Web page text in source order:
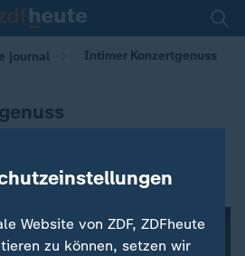
journal Intimer Konzertgenuss
Website von ZDF, ZDFheute
zu können, setzen wir